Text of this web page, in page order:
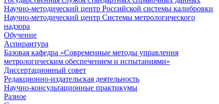
Научно-методический центр Российской системы калибровки
Научно-методический центр Системы метрологического
надзора
Обучение
Аспирантура
Базовая кафедра «Современные методы управления
метрологическим обеспечением и испытаниями»
Диссертационный совет
Редакционно-издательская деятельность
Научно-консультационные практикумы
Разное